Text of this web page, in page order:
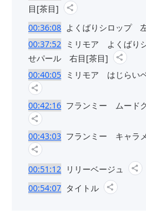
目[茶目]
00:36:08 よくばりシロップ
00:37:52 ミリモア よくば
せパール 右目[茶目]
00:40:05 ミリモア はじらい
00:42:16 フランミー ムード
00:43:03 フランミー キャラ
00:51:12 リリーベージュ
00:54:07 タイトル